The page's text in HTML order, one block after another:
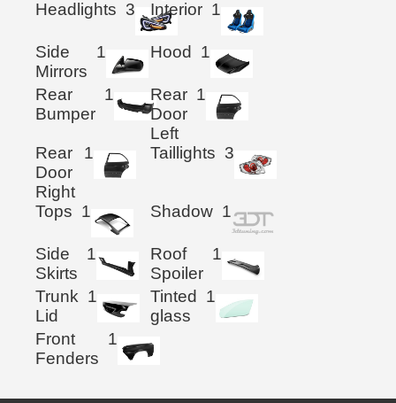
Headlights 3 Interior 1
Side
Mirrors
1 Hood 1
Rear
Bumper
1
Rear
Door
Left
1
Rear
Door
Right
1 Taillights 3
Tops 1 Shadow 1
Side
Skirts
1
Roof
Spoiler
1
Trunk
Lid
1
Tinted
glass
1
Front
Fenders
1